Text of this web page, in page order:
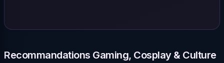
Recommandations Gaming, Cosplay & Culture